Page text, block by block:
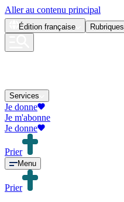
Aller au contenu principal
Édition française Rubriques
Services
Je donne
Je m'abonne
Je donne
Prier
Menu
Prier